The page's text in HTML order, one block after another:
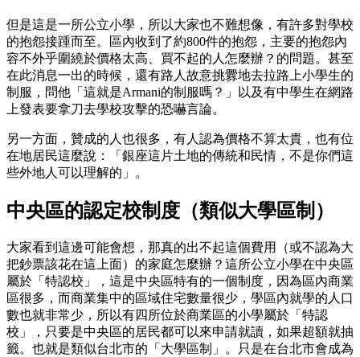
但是這是一所公立小學，所以大家也不難想像，有許多對學校
的抱怨接踵而至。區內收到了約800件的抱怨，主要的抱怨內
容不外乎圍繞於價格太高、買不起的人怎麼辦？的問題。甚至
在此消息一出的時候，還有路人故意挑釁地去拉路上小學生的
制服，問他「這就是Armani的制服嗎？」以及有中學生在網路
上發表要拿刀去學校攻擊的恐嚇言論。
另一方面，贊成的人也很多，有人認為價格不算太貴，也有位
在地居民這麼說：「銀座這片土地的傳統和民情，不是你們這
些外地人可以理解的」。
中央區的認定校制度（類似大學區制）
大家看到這邊可能會想，那真的出不起這個費用（或不認為大
把鈔票該花在這上面）的家庭怎麼辦？這所公立小學在中央區
屬於「特認校」，這是中央區特有的一個制度，因為區內商業
區很多，而商業集中的區域住宅數量很少，學區內就學的人口
數也就非常少，所以有四所位於商業區的小學屬於「特認
校」，只要是中央區的居民都可以來申請就讀，如果超額就抽
籤。也就是類似台北市的「大學區制」。只是在台北市會成為